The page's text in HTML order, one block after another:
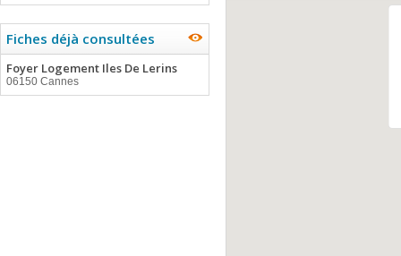
Fiches déjà consultées
Foyer Logement Iles De Lerins
06150 Cannes